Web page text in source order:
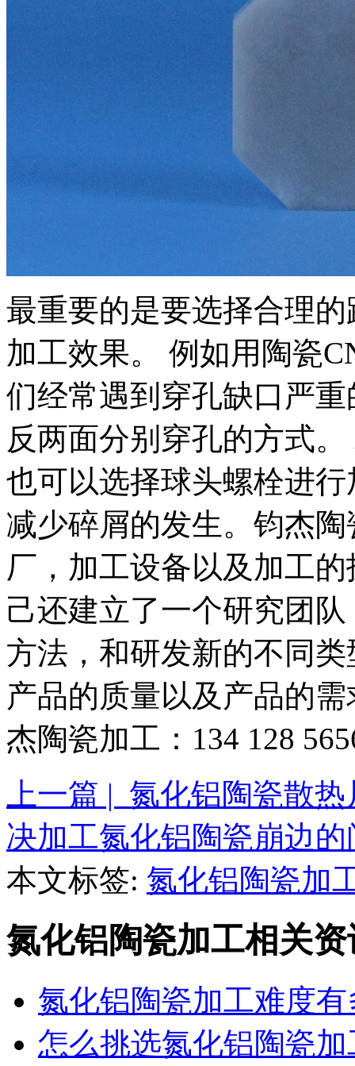
最重要的是要选择合理
加工效果。 例如用陶瓷
们经常遇到穿孔缺口严
反两面分别穿孔的方式
也可以选择球头螺栓进
减少碎屑的发生。钧杰
厂，加工设备以及加工
己还建立了一个研究团
方法，和研发新的不同
产品的质量以及产品的
杰陶瓷加工：134 128
上一篇 | 氮化铝陶瓷散
决加工氮化铝陶瓷崩边的
本文标签: 氮化铝陶瓷加
氮化铝陶瓷加工相关资
氮化铝陶瓷加工难度有
怎么挑选氮化铝陶瓷